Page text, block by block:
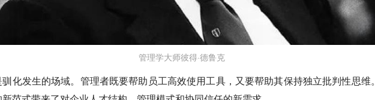
管理学大师彼得·德鲁克
化发生的场域。管理者既要帮助员工高效使用工具，又要帮助其保持独立批判性思维